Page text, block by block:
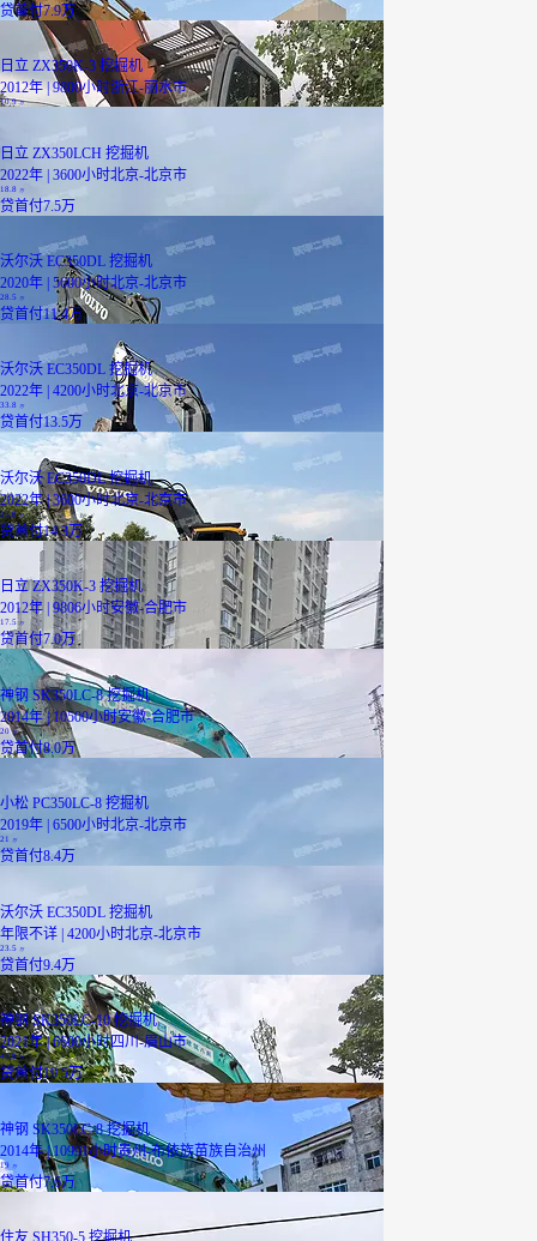
已降5.9万
贷首付7.9万
日立 ZX350K-3 挖掘机
2012年 | 9800小时浙江-丽水市
10.9万
日立 ZX350LCH 挖掘机
2022年 | 3600小时北京-北京市
18.8
贷首付7.5万
沃尔沃 EC350DL 挖掘机
2020年 | 5600小时北京-北京市
28.5 万
贷首付11.4万
沃尔沃 EC350DL 挖掘机
2022年 | 4200小时北京-北京市
33.8 万
贷首付13.5万
沃尔沃 EC350DL 挖掘机
2022年 | 3600小时北京-北京市
35.8万
贷首付14.3万
日立 ZX350K-3 挖掘机
2012年 | 9806小时安徽-合肥市
17.5万
贷首付7.0万
神钢 SK350LC-8 挖掘机
2014年 | 10500小时安徽-合肥市
20万
贷首付8.0万
小松 PC350LC-8 挖掘机
2019年 | 6500小时北京-北京市
21 万
贷首付8.4万
沃尔沃 EC350DL 挖掘机
年限不详 | 4200小时北京-北京市
23.5
贷首付9.4万
神钢 SK350LC-10 挖掘机
2021年 | 6600小时四川-眉山市
48.8万
贷首付19.5万
神钢 SK350LC-8 挖掘机
2014年 | 10991小时贵州-布依族苗族自治州
19
贷首付7.6万
住友 SH350-5 挖掘机